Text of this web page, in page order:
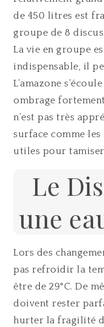
de 450 litres est
groupe de 8 discus.
La vie en groupe
indispensable, il
L’amazone
ombrage
n’est pas très
surface comme
utiles pour
Le
une
Lors des
pas refroidir la
être de 29°C. De
doivent rester
hurter la fragilité